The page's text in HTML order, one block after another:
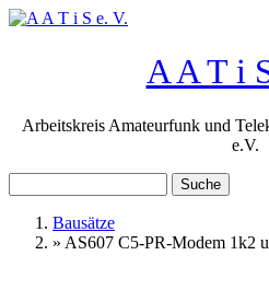
Direkt zum Inhalt
A A T i
Arbeitskreis Amateurfunk und
e.V.
Sie sind hier
Bausätze
» AS607 C5-PR-Modem 1k2